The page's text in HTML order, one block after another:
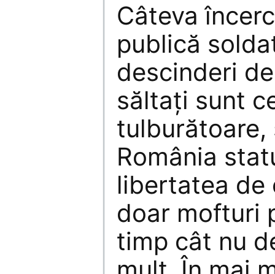
Câteva
publică
descinderi
săltaţi sunt
tulburătoare,
România
libertatea de
doar mofturi
timp cât nu